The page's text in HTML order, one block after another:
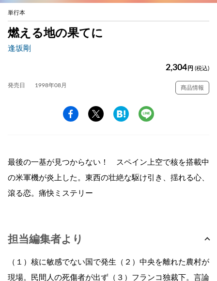
単行本
燃える地の果てに
逢坂剛
2,304 円 (税込)
発売日 1998年08月 商品情報
最後の一基が見つからない！ スペイン上空で核を搭載中
の米軍機が炎上した。東西の壮絶な駆け引き、揺れる心、
滾る恋。痛快ミステリー
担当編集者より
（１）核に敏感でない国で発生（２）中央を離れた農村が
現場。民間人の死傷者が出ず（３）フランコ独裁下。言論